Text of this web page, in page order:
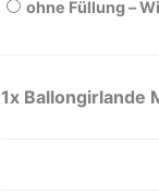
ohne Füllung –
1x Ballongirlande